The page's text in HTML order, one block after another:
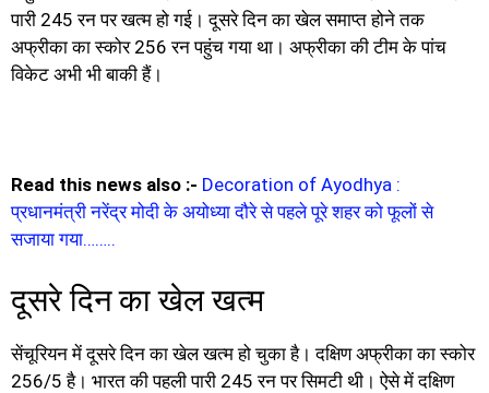
पारी 245 रन पर खत्म हो गई। दूसरे दिन का खेल समाप्त होने तक
अफ्रीका का स्कोर 256 रन पहुंच गया था। अफ्रीका की टीम के पांच
विकेट अभी भी बाकी हैं।
Read this news also :- Decoration of Ayodhya :
प्रधानमंत्री नरेंद्र मोदी के अयोध्या दौरे से पहले पूरे शहर को फूलों से
सजाया गया……..
दूसरे दिन का खेल खत्म
सेंचूरियन में दूसरे दिन का खेल खत्म हो चुका है। दक्षिण अफ्रीका का स्कोर
256/5 है। भारत की पहली पारी 245 रन पर सिमटी थी। ऐसे में दक्षिण